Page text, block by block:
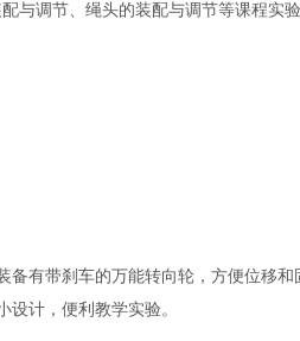
与调节、绳头的装配与调节等课程实
有带刹车的万能转向轮，方便位移和
计，便利教学实验。